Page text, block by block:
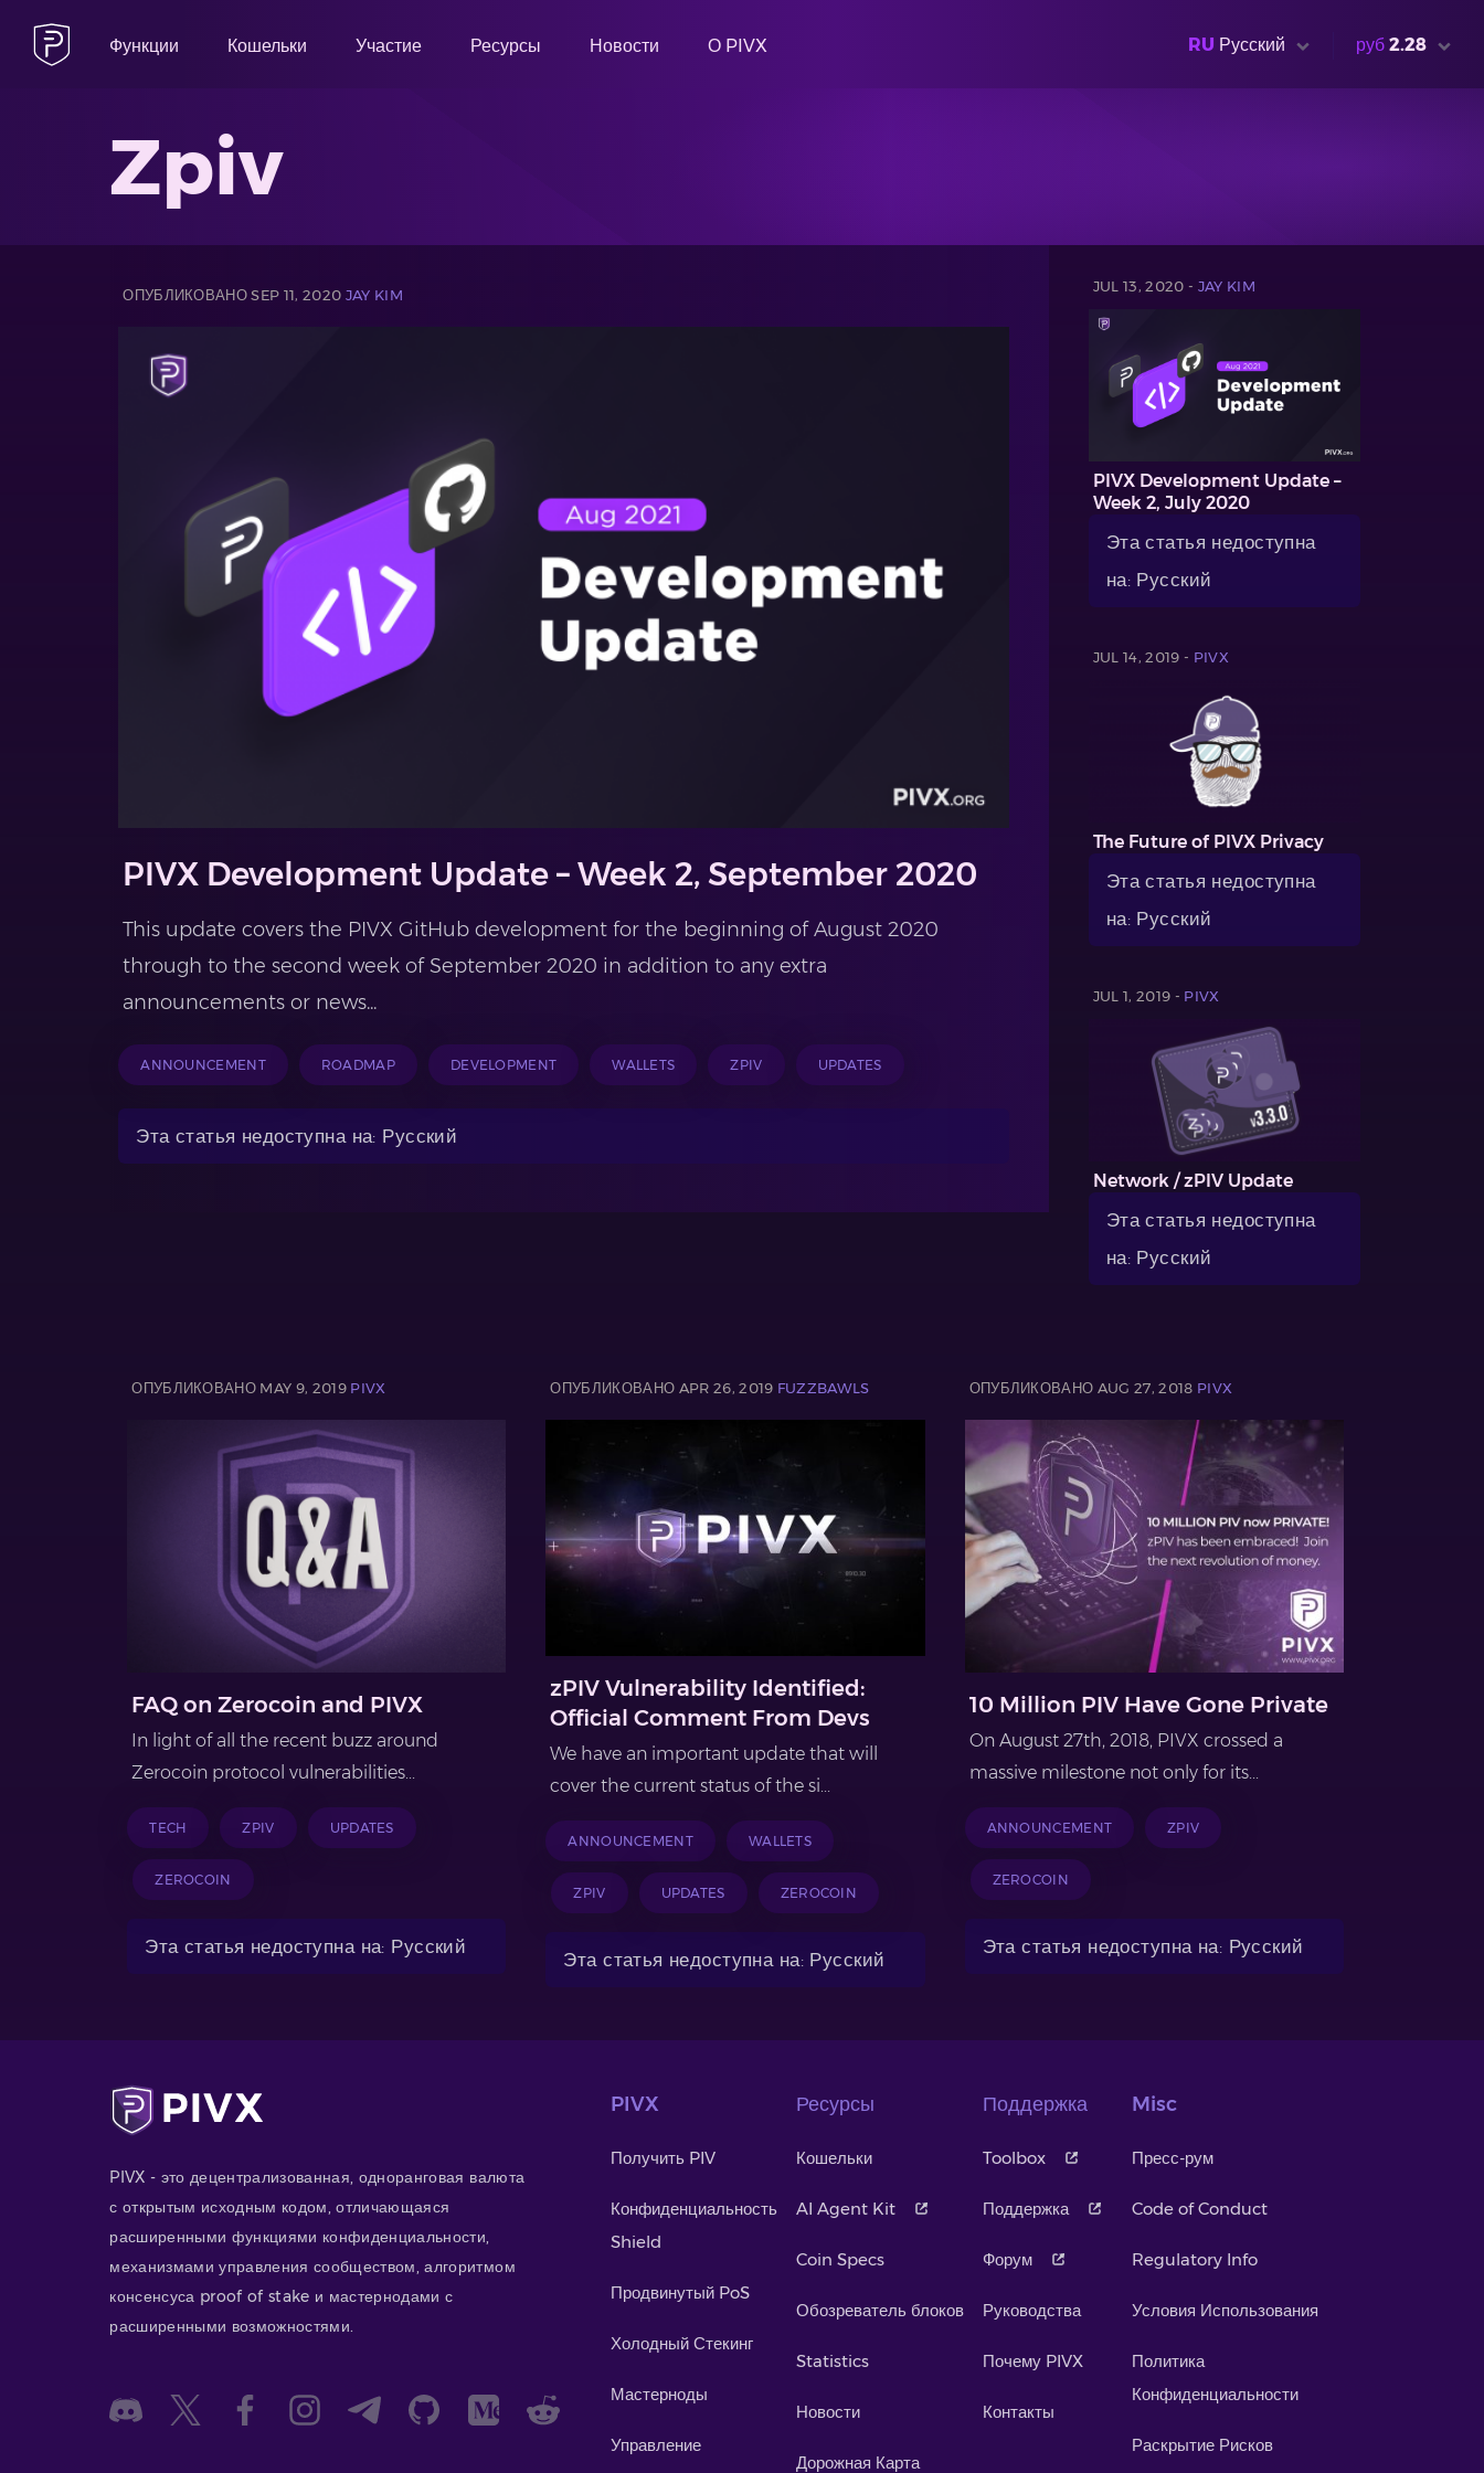
Функции Кошельки Участие Ресурсы Новости О PIVX RU Русский руб 2.28
Zpiv
ОПУБЛИКОВАНО SEP 11, 2020 JAY KIM
PIVX Development Update – Week 2, September 2020
This update covers the PIVX GitHub development for the beginning of August 2020
through to the second week of September 2020 in addition to any extra
announcements or news...
ANNOUNCEMENT ROADMAP DEVELOPMENT WALLETS ZPIV UPDATES
Эта статья недоступна на: Русский
JUL 13, 2020 - JAY KIM
PIVX Development Update –
Week 2, July 2020
Эта статья недоступна
на: Русский
JUL 14, 2019 - PIVX
The Future of PIVX Privacy
Эта статья недоступна
на: Русский
JUL 1, 2019 - PIVX
Network / zPIV Update
Эта статья недоступна
на: Русский
ОПУБЛИКОВАНО MAY 9, 2019 PIVX
FAQ on Zerocoin and PIVX
In light of all the recent buzz around
Zerocoin protocol vulnerabilities...
TECH ZPIV UPDATES
ZEROCOIN
Эта статья недоступна на: Русский
ОПУБЛИКОВАНО APR 26, 2019 FUZZBAWLS
zPIV Vulnerability Identified:
Official Comment From Devs
We have an important update that will
cover the current status of the si...
ANNOUNCEMENT WALLETS
ZPIV UPDATES ZEROCOIN
Эта статья недоступна на: Русский
ОПУБЛИКОВАНО AUG 27, 2018 PIVX
10 Million PIV Have Gone Private
On August 27th, 2018, PIVX crossed a
massive milestone not only for its...
ANNOUNCEMENT ZPIV
ZEROCOIN
Эта статья недоступна на: Русский
PIVX - это децентрализованная, одноранговая валюта
с открытым исходным кодом, отличающаяся
расширенными функциями конфиденциальности,
механизмами управления сообществом, алгоритмом
консенсуса proof of stake и мастернодами с
расширенными возможностями.
PIVX
Получить PIV
Конфиденциальность
Shield
Продвинутый PoS
Холодный Стекинг
Мастерноды
Управление
Ресурсы
Кошельки
AI Agent Kit
Coin Specs
Обозреватель блоков
Statistics
Новости
Дорожная Карта
Поддержка
Toolbox
Поддержка
Форум
Руководства
Почему PIVX
Контакты
Misc
Пресс-рум
Code of Conduct
Regulatory Info
Условия Использования
Политика
Конфиденциальности
Раскрытие Рисков